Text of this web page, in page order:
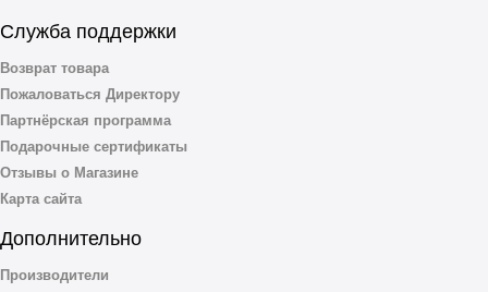
Служба поддержки
Возврат товара
Пожаловаться Директору
Партнёрская программа
Подарочные сертификаты
Отзывы о Магазине
Карта сайта
Дополнительно
Производители